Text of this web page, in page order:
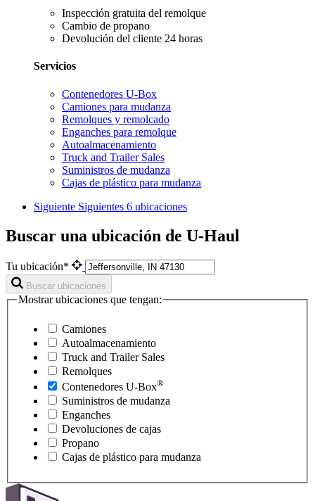
Inspección gratuita del remolque
Cambio de propano
Devolución del cliente 24 horas
Servicios
Contenedores U-Box
Camiones para mudanza
Remolques y remolcado
Enganches para remolque
Autoalmacenamiento
Truck and Trailer Sales
Suministros de mudanza
Cajas de plástico para mudanza
Siguiente Siguientes 6 ubicaciones
Buscar una ubicación de U-Haul
Tu ubicación*
Buscar ubicaciones
Mostrar ubicaciones que tengan:
Camiones
Autoalmacenamiento
Truck and Trailer Sales
Remolques
Contenedores U-Box®
Suministros de mudanza
Enganches
Devoluciones de cajas
Propano
Cajas de plástico para mudanza